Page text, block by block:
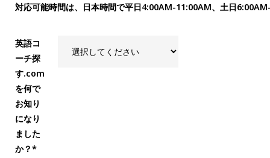
対応可能時間は、日本時間で平日4:00AM-11:00AM、土日
英語コ
ーチ探
す.com
を何で
お知り
になり
ました
か？*